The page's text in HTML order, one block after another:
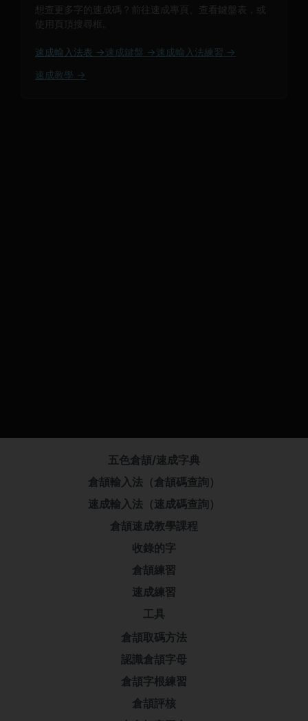
想查更多字的速成碼？前往速成專頁、查看鍵盤表，或
使用頁頂搜尋框。
速成輸入法表 → 速成鍵盤 → 速成輸入法練習 →
速成教學 →
五色倉頡/速成字典
倉頡輸入法（倉頡碼查詢）
速成輸入法（速成碼查詢）
倉頡速成教學課程
收錄的字
倉頡練習
速成練習
工具
倉頡取碼方法
認識倉頡字母
倉頡字根練習
倉頡評核